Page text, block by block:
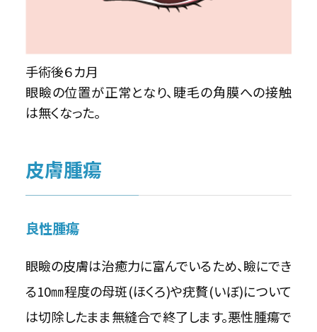
手術後６カ月
眼瞼の位置が正常となり、睫毛の角膜への接触
は無くなった。
皮膚腫瘍
良性腫瘍
眼瞼の皮膚は治癒力に富んでいるため、瞼にでき
る10㎜程度の母斑(ほくろ)や疣贅(いぼ)について
は切除したまま無縫合で終了します。悪性腫瘍で